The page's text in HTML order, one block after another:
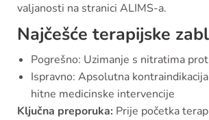
valjanosti na stranici ALIMS-a.
Najčešće terapijske
Pogrešno: Uzimanje s nitratima
Ispravno: Apsolutna
hitne medicinske intervencije
Ključna preporuka: Prije početka